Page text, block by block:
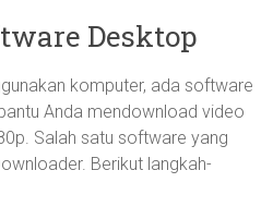
Desktop
komputer, ada software
Anda mendownload video
Salah satu software yang
Berikut langkah-